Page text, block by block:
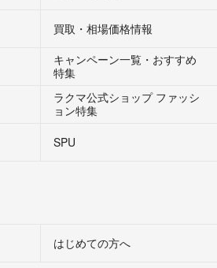
買取・相場価格情報
キャンペーン一覧・おすすめ
特集
ラクマ公式ショップ ファッシ
ョン特集
SPU
はじめての方へ